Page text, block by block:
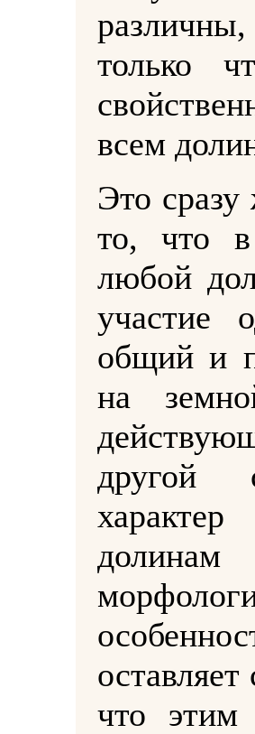
только
всем
Это сразу
то, что в
любой
участие
общий и
на
другой
долинам
что этим